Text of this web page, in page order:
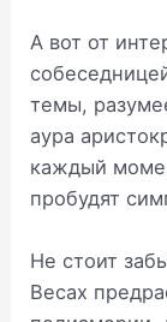
А вот от
темы,
аура
каждый
пробудят
Не стоит
Весах